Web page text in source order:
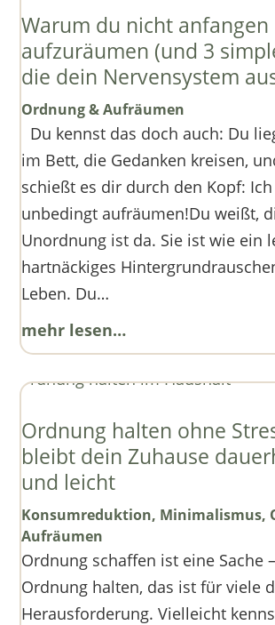
Warum du nicht anfangen
aufzuräumen (und 3
die dein Nervensystem
Ordnung & Aufräumen
Du kennst das doch auch: Du
im Bett, die Gedanken kreisen,
schießt es dir durch den Kopf:
unbedingt aufräumen!Du weißt,
Unordnung ist da. Sie ist wie ein
hartnäckiges
Leben. Du…
mehr lesen…
Ordnung halten ohne
bleibt dein Zuhause
und leicht
Konsumreduktion, Minimalismus,
Aufräumen
Ordnung schaffen ist eine Sache
Ordnung halten, das ist für viele
Herausforderung. Vielleicht